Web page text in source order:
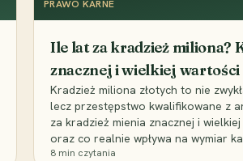
PRAWO KARNE
Ile lat za kradzież miliona?
znacznej i wielkiej wartości
Kradzież miliona złotych to nie
lecz przestępstwo kwalifikowane z
za kradzież mienia znacznej i
oraz co realnie wpływa na wymiar
8 min czytania